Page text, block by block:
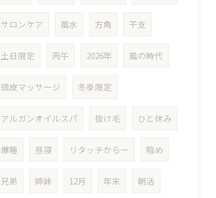
サロンケア 風水 方角 干支
土日限定 丙午 2026年 風の時代
頭皮マッサージ 冬季限定
アルガンオイルスパ 抜け毛 ひと休み
爆睡 昼寝 リタッチからー 暗め
兄弟 姉妹 12月 年末 朝活